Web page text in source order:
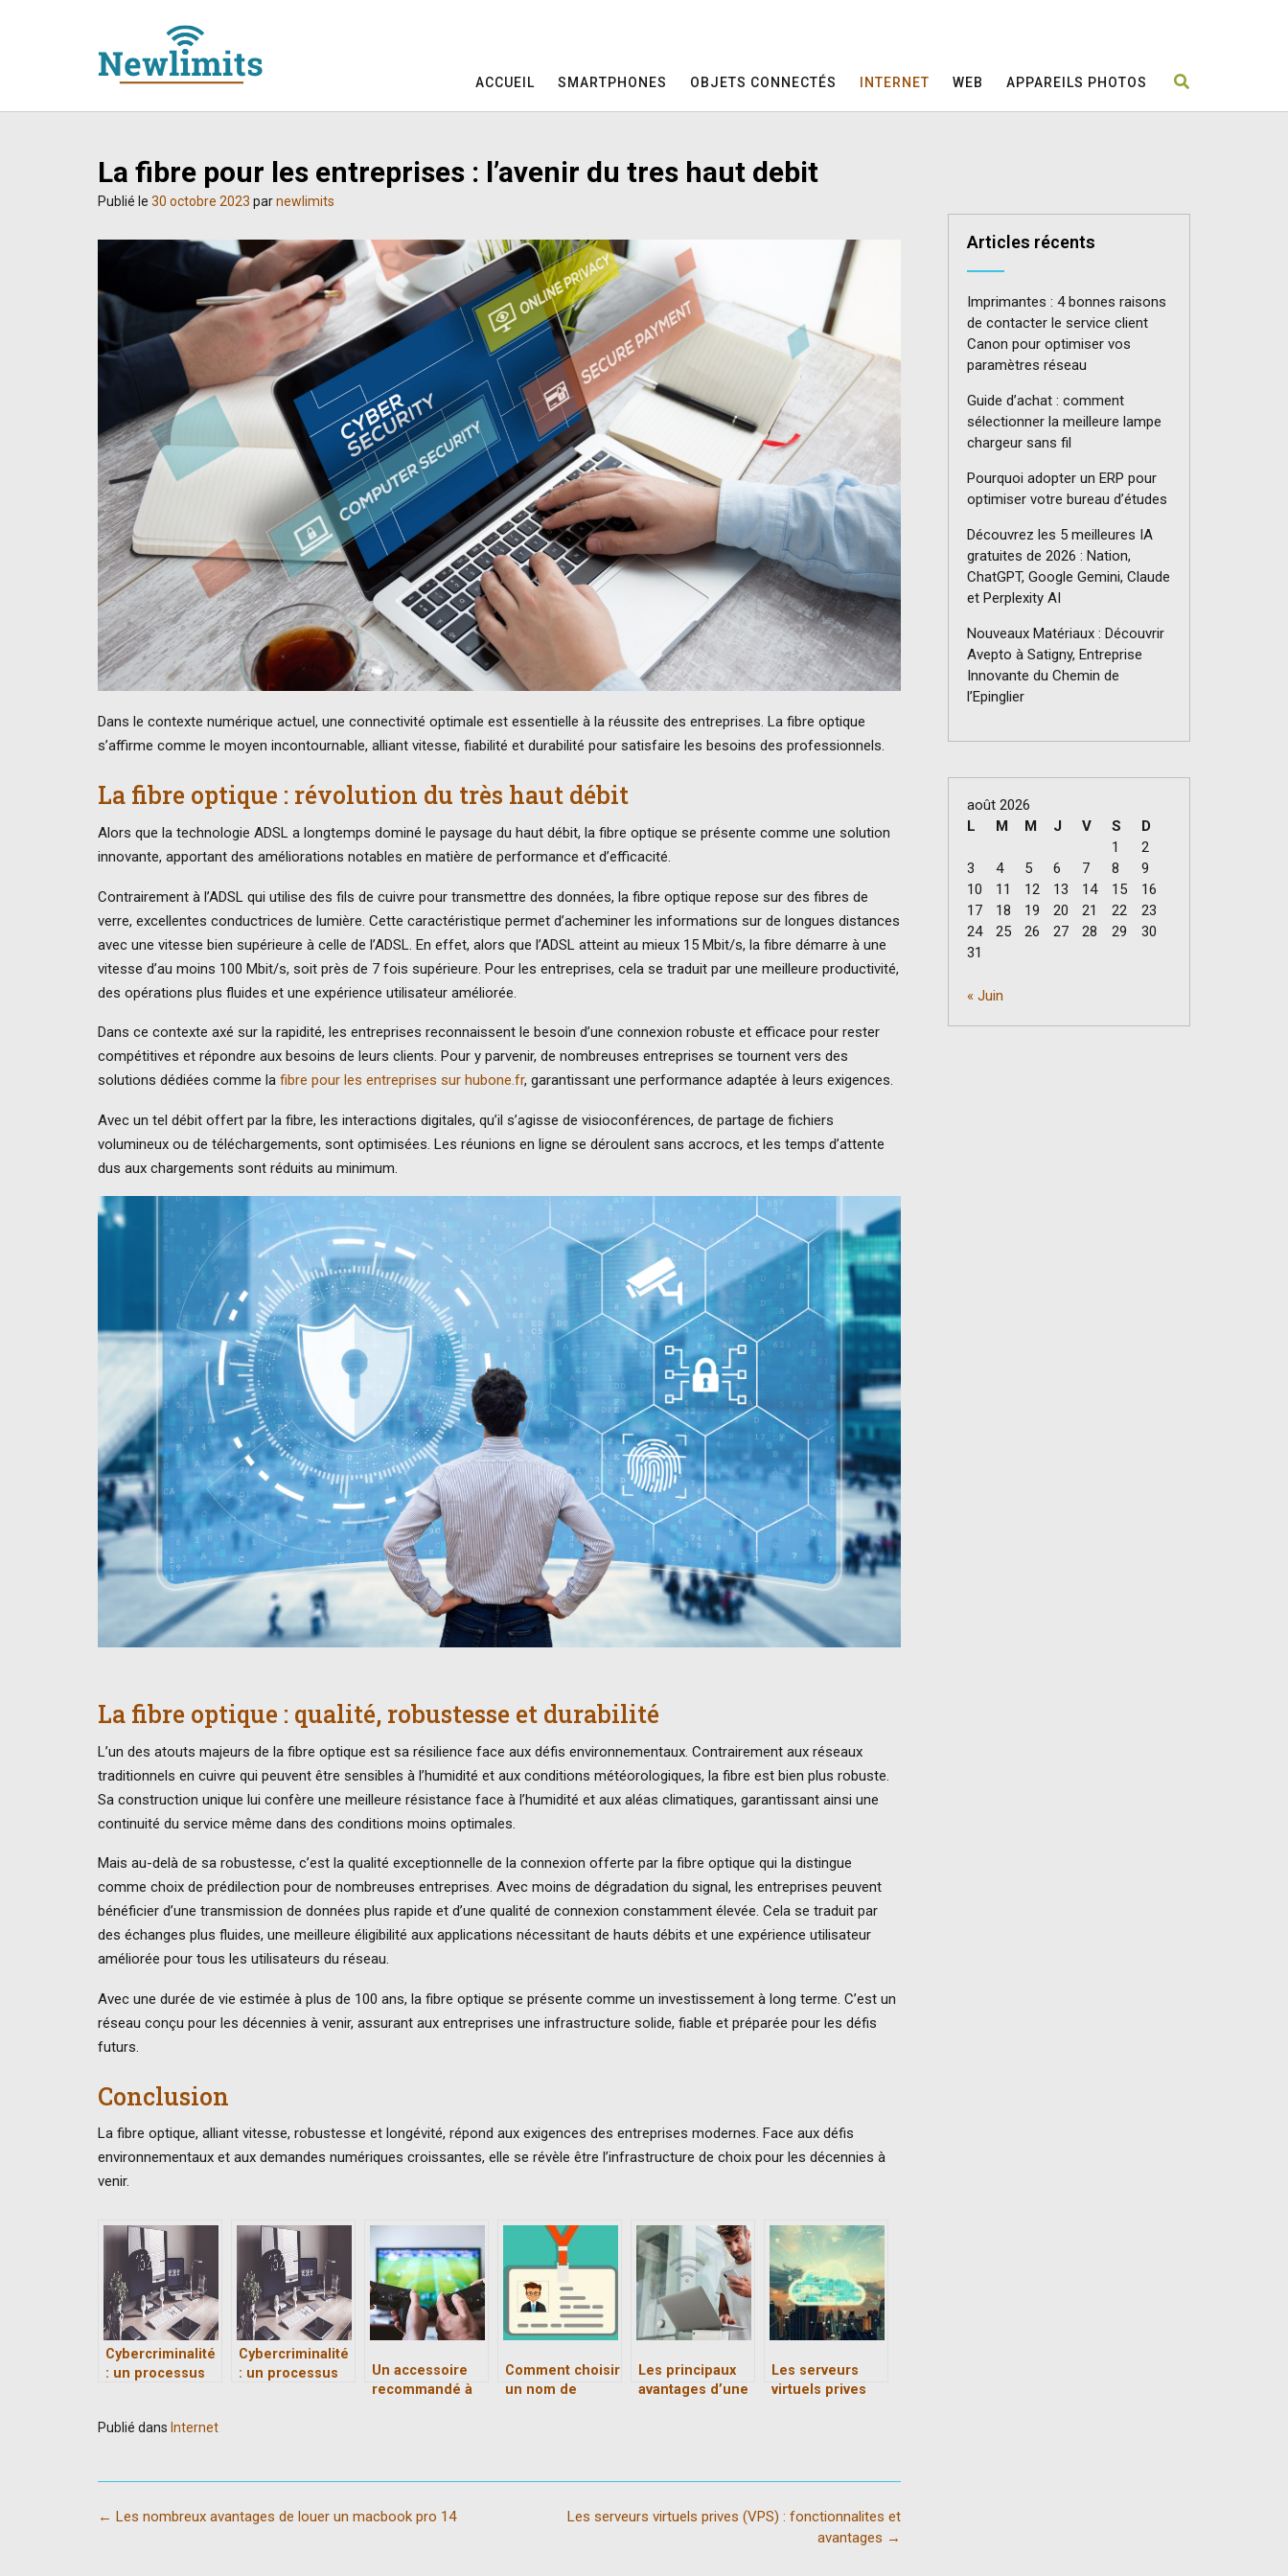
ACCUEIL SMARTPHONES OBJETS CONNECTÉS INTERNET WEB APPAREILS PHOTOS
La fibre pour les entreprises : l’avenir du tres haut debit
Publié le 30 octobre 2023 parnewlimits
Dans le contexte numérique actuel, une connectivité optimale est essentielle à la réussite des entreprises. La fibre optique
s’affirme comme le moyen incontournable, alliant vitesse, fiabilité et durabilité pour satisfaire les besoins des professionnels.
La fibre optique : révolution du très haut débit
Alors que la technologie ADSL a longtemps dominé le paysage du haut débit, la fibre optique se présente comme une solution
innovante, apportant des améliorations notables en matière de performance et d’efficacité.
Contrairement à l’ADSL qui utilise des fils de cuivre pour transmettre des données, la fibre optique repose sur des fibres de
verre, excellentes conductrices de lumière. Cette caractéristique permet d’acheminer les informations sur de longues distances
avec une vitesse bien supérieure à celle de l’ADSL. En effet, alors que l’ADSL atteint au mieux 15 Mbit/s, la fibre démarre à une
vitesse d’au moins 100 Mbit/s, soit près de 7 fois supérieure. Pour les entreprises, cela se traduit par une meilleure productivité,
des opérations plus fluides et une expérience utilisateur améliorée.
Dans ce contexte axé sur la rapidité, les entreprises reconnaissent le besoin d’une connexion robuste et efficace pour rester
compétitives et répondre aux besoins de leurs clients. Pour y parvenir, de nombreuses entreprises se tournent vers des
solutions dédiées comme la fibre pour les entreprises sur hubone.fr, garantissant une performance adaptée à leurs exigences.
Avec un tel débit offert par la fibre, les interactions digitales, qu’il s’agisse de visioconférences, de partage de fichiers
volumineux ou de téléchargements, sont optimisées. Les réunions en ligne se déroulent sans accrocs, et les temps d’attente
dus aux chargements sont réduits au minimum.
La fibre optique : qualité, robustesse et durabilité
L’un des atouts majeurs de la fibre optique est sa résilience face aux défis environnementaux. Contrairement aux réseaux
traditionnels en cuivre qui peuvent être sensibles à l’humidité et aux conditions météorologiques, la fibre est bien plus robuste.
Sa construction unique lui confère une meilleure résistance face à l’humidité et aux aléas climatiques, garantissant ainsi une
continuité du service même dans des conditions moins optimales.
Mais au-delà de sa robustesse, c’est la qualité exceptionnelle de la connexion offerte par la fibre optique qui la distingue
comme choix de prédilection pour de nombreuses entreprises. Avec moins de dégradation du signal, les entreprises peuvent
bénéficier d’une transmission de données plus rapide et d’une qualité de connexion constamment élevée. Cela se traduit par
des échanges plus fluides, une meilleure éligibilité aux applications nécessitant de hauts débits et une expérience utilisateur
améliorée pour tous les utilisateurs du réseau.
Avec une durée de vie estimée à plus de 100 ans, la fibre optique se présente comme un investissement à long terme. C’est un
réseau conçu pour les décennies à venir, assurant aux entreprises une infrastructure solide, fiable et préparée pour les défis
futurs.
Conclusion
La fibre optique, alliant vitesse, robustesse et longévité, répond aux exigences des entreprises modernes. Face aux défis
environnementaux et aux demandes numériques croissantes, elle se révèle être l’infrastructure de choix pour les décennies à
venir.
Cybercriminalité
: un processus
Cybercriminalité
: un processus
Un accessoire
recommandé à
Comment choisir
un nom de
Les principaux
avantages d’une
Les serveurs
virtuels prives
Publié dans Internet
Post
Les serveurs virtuels prives (VPS) : fonctionnalites et
avantages →
← Les nombreux avantages de louer un macbook pro 14
Articles récents
Imprimantes : 4 bonnes raisons
de contacter le service client
Canon pour optimiser vos
paramètres réseau
Guide d’achat : comment
sélectionner la meilleure lampe
chargeur sans fil
Pourquoi adopter un ERP pour
optimiser votre bureau d’études
Découvrez les 5 meilleures IA
gratuites de 2026 : Nation,
ChatGPT, Google Gemini, Claude
et Perplexity AI
Nouveaux Matériaux : Découvrir
Avepto à Satigny, Entreprise
Innovante du Chemin de
l’Epinglier
août 2026
L
M M J V S
D
1
2
3
4 5 6 7 8
9
10
11 12 13 14 15
16
17
18 19 20 21 22
23
24
25 26 27 28 29
30
31
« Juin